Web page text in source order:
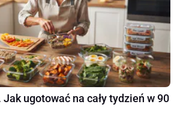
ugotować na cały tydzień w 90